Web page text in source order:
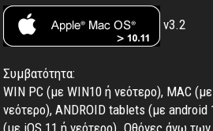
v3.2
Συμβατότητα:
WIN PC (με WIN10 ή νεότερο), MAC
νεότερο), ANDROID tablets (με android